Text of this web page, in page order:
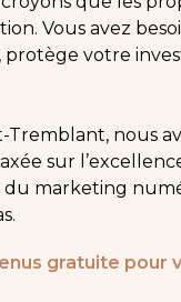
Vous avez
protège votre
nous
sur
du marketing
gratuite pour